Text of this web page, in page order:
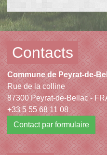
Contacts
Commune de Peyrat-de-
Rue de la colline
87300 Peyrat-de-Bellac -
+33 5 55 68 11 08
Contact par formulaire